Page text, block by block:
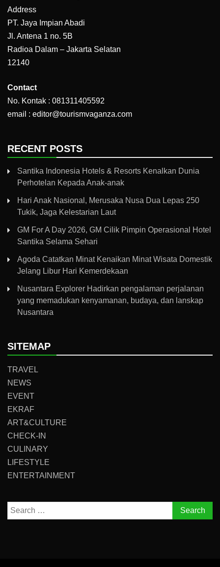
Address
PT. Jaya Impian Abadi
Jl. Antena 1 no. 5B
Radioa Dalam – Jakarta Selatan
12140
Contact
No. Kontak : 081311405592
email : editor@tourismvaganza.com
RECENT POSTS
Santika Indonesia Hotels & Resorts Kenalkan Dunia
Perhotelan Kepada Anak-anak
Hari Anak Nasional, Merusaka Nusa Dua Lepas 250
Tukik, Jaga Kelestarian Laut
GM For A Day 2026, GM Cilik Pimpin Operasional Hotel
Santika Selama Sehari
Agoda Catatkan Minat Kenaikan Minat Wisata Domestik
Jelang Libur Hari Kemerdekaan
Nusantara Explorer Hadirkan pengalaman perjalanan
yang memadukan kenyamanan, budaya, dan lanskap
Nusantara
SITEMAP
TRAVEL
NEWS
EVENT
EKRAF
ART&CULTURE
CHECK-IN
CULINARY
LIFESTYLE
ENTERTAINMENT
Search
for: